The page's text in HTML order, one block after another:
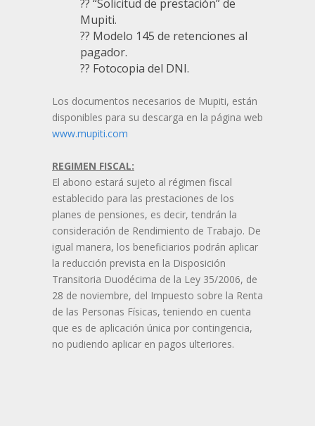
?? “Solicitud de prestación” de
Mupiti.
?? Modelo 145 de retenciones al
pagador.
?? Fotocopia del DNI.
Los documentos necesarios de Mupiti, están
disponibles para su descarga en la página web
www.mupiti.com
REGIMEN FISCAL:
El abono estará sujeto al régimen fiscal
establecido para las prestaciones de los
planes de pensiones, es decir, tendrán la
consideración de Rendimiento de Trabajo. De
igual manera, los beneficiarios podrán aplicar
la reducción prevista en la Disposición
Transitoria Duodécima de la Ley 35/2006, de
28 de noviembre, del Impuesto sobre la Renta
de las Personas Físicas, teniendo en cuenta
que es de aplicación única por contingencia,
no pudiendo aplicar en pagos ulteriores.